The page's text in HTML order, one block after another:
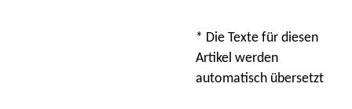
* Die Texte für diesen
Artikel werden
automatisch übersetzt